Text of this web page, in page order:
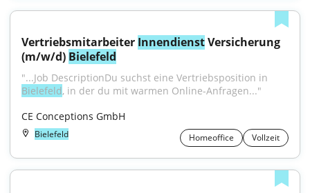
Vertriebsmitarbeiter Innendienst Versicherung
(m/w/d) Bielefeld
Bielefeld, in der du mit warmen Online-Anfragen..."
CE Conceptions GmbH
Bielefeld Homeoffice Vollzeit